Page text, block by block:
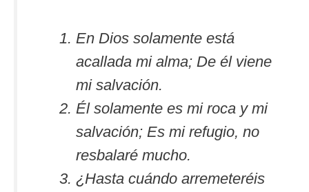
En Dios solamente está
acallada mi alma; De él viene
mi salvación.
Él solamente es mi roca y mi
salvación; Es mi refugio, no
resbalaré mucho.
¿Hasta cuándo arremeteréis